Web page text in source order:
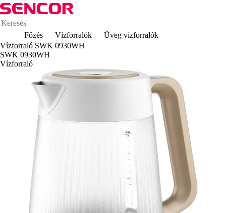
Főzés Vízforralók
Üveg vízforralók
Vízforraló SWK 0930WH
SWK 0930WH
Vízforraló